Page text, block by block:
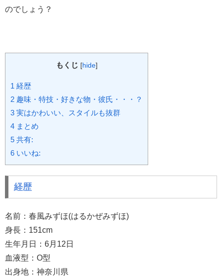
のでしょう？
もくじ [hide]
1 経歴
2 趣味・特技・好きな物・彼氏・・・？
3 実はかわいい、スタイルも抜群
4 まとめ
5 共有:
6 いいね:
経歴
名前：春風みずほ(はるかぜみずほ)
身長：151cm
生年月日：6月12日
血液型：O型
出身地：神奈川県